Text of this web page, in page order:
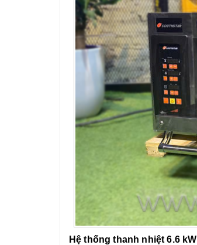
Hệ thống thanh nhiệt 6.6 kW